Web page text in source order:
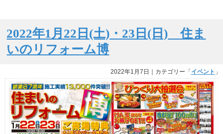
2022年1月22日(土)・23日(日) 住ま
いのリフォーム博
2022年1月7日 ｜カテゴリー「 イベント 」